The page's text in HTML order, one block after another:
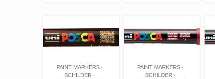
PAINT MARKERS
SCHILDER
PAINT MARKERS
SCHILDER